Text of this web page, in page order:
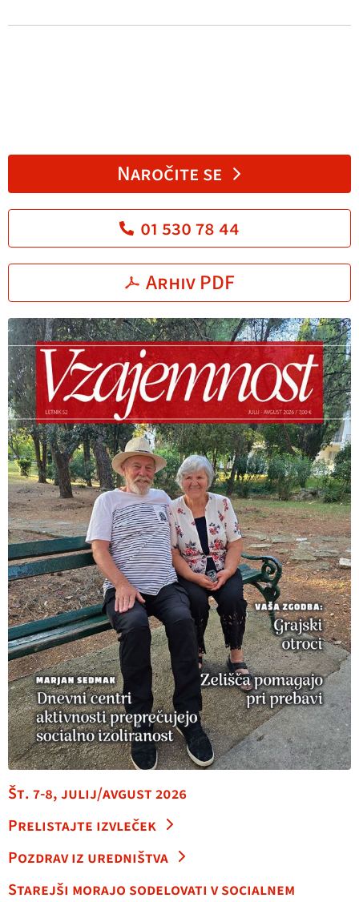
Naročite se
01 530 78 44
Arhiv PDF
Št. 7-8, julij/avgust 2026
Prelistajte izvleček
Pozdrav iz uredništva
Starejši morajo sodelovati v socialnem